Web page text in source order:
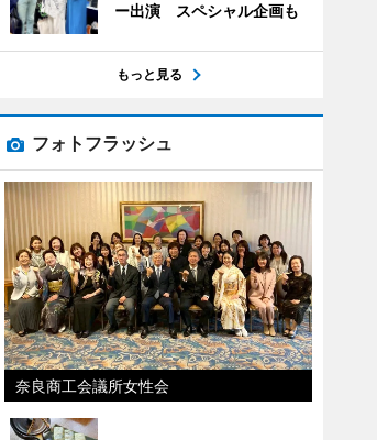
ー出演 スペシャル企画も
もっと見る
フォトフラッシュ
奈良商工会議所女性会